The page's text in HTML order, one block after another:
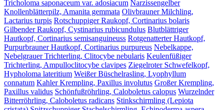
Tricholoma saponaceum var. adosiacum Narzissengelber
Knollenblätterpilz, Amanita gemmata Olivbrauner Milchling,
Lactarius turpis Rotschuppiger Raukopf, Cortinarius bolaris
Gilbender Raukopf, Cystinarius rubicundulus Blutblättriger
Hautkopf, Cortinarius semisanguineuss Rotgenatterter Hautkopf,
Purpurbrauner Hautkopf, Cortinarius purpureus Nebelkappe,
Nebelgrauer Trichterling, Clitocybe nebularis Keulenfüßiger
Trichterling, Ampulloclitocybe clavipes Ziegelroter Schwefelkopf,
Hypholoma lateritium Weißer Büschelrasling, Lyophyllum
connatum Kahler Krempling, Paxillus involutus Großer Krempling,
Paxillus validus Schönfußröhrling, Caloboletus calopus Wurzelnder
Bitterröhrling, Caloboletus radicans Stinkschirmling (Lepiota